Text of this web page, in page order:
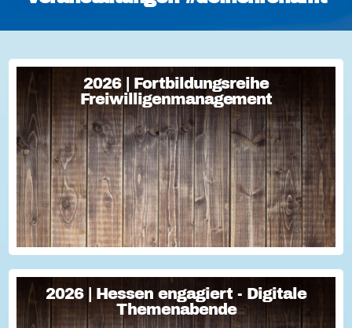
2026 | Fortbildungsreihe
Freiwilligenmanagement
2026 | Fortbildungsreihe
Freiwilligenmanagement
Freiwilligenmanagement Kompakt Strategisches
Freiwilligenmanagement und praktische Umsetzung Im Fokus
Teil 1 Für Engagement begeistern: Freiwillige gewinnen Im
Fokus Teil 2 Eine Frage der H...
2026 | Hessen engagiert - Digitale
Themenabende
2026 | Hessen engagiert - Digitale
Themenabende